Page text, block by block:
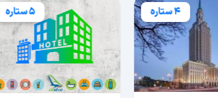
4 ستاره 5 ستاره